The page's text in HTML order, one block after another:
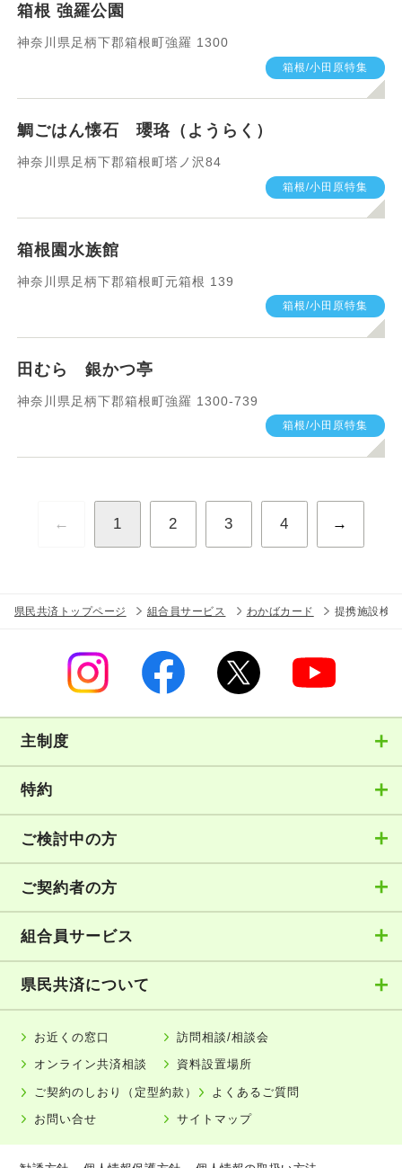
箱根 強羅公園
神奈川県足柄下郡箱根町強羅 1300
箱根/小田原特集
鯛ごはん懐石 瓔珞（ようらく）
神奈川県足柄下郡箱根町塔ノ沢84
箱根/小田原特集
箱根園水族館
神奈川県足柄下郡箱根町元箱根 139
箱根/小田原特集
田むら 銀かつ亭
神奈川県足柄下郡箱根町強羅 1300-739
箱根/小田原特集
← 1 2 3 4 →
県民共済トップページ 組合員サービス わかばカード 提携施設検
主制度
特約
ご検討中の方
ご契約者の方
組合員サービス
県民共済について
お近くの窓口 訪問相談/相談会
オンライン共済相談 資料設置場所
ご契約のしおり（定型約款） よくあるご質問
お問い合せ サイトマップ